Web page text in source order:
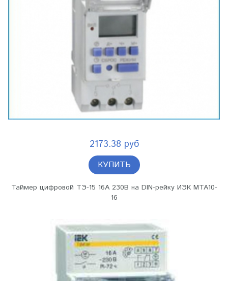
2173.38 руб
КУПИТЬ
Таймер цифровой ТЭ-15 16А 230В на DIN-рейку ИЭК MTA10-
16